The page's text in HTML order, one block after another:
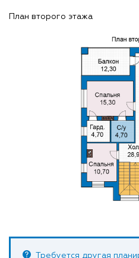
План второго этажа
Требуется другая